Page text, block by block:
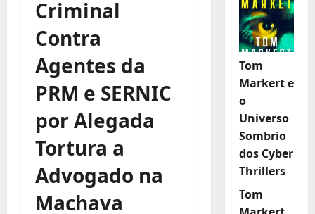
Criminal
Contra
Agentes da
PRM e SERNIC
por Alegada
Tortura a
Advogado na
Machava
Tom
Markert e
o
Universo
Sombrio
dos Cyber
Thrillers
Tom